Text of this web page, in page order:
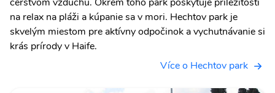
na relax na pláži a kúpanie sa v mori. Hechtov park je
skvelým miestom pre aktívny odpočinok a vychutnávanie si
krás prírody v Haife.
Více o Hechtov park